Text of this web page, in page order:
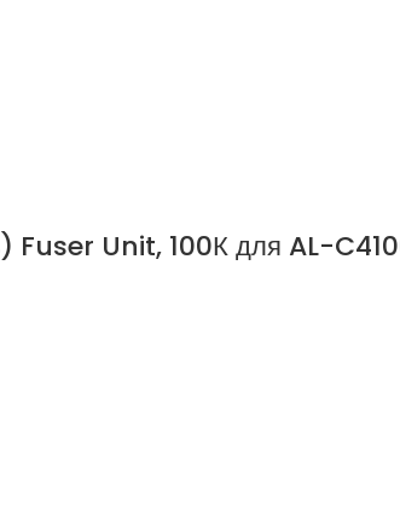
Fuser Unit, 100К для AL-